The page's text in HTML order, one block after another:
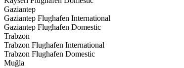
Gaziantep
Gaziantep Flughafen International
Gaziantep Flughafen Domestic
Trabzon
Trabzon Flughafen International
Trabzon Flughafen Domestic
Muğla